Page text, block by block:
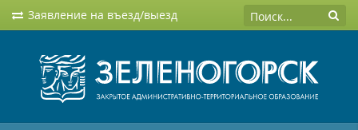
Заявление на въезд/выезд